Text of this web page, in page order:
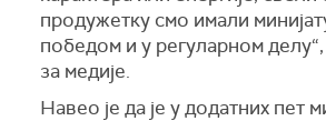
продужетку смо имали
победом и у регуларном
за медије.
Навео је да је у додатних пет